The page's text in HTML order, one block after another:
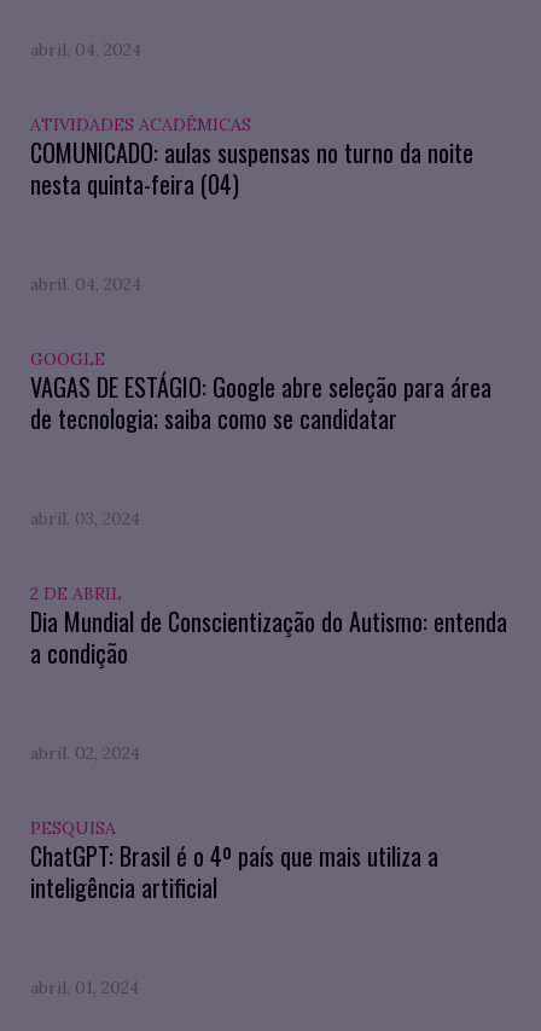
abril. 04, 2024
ATIVIDADES ACADÊMICAS
COMUNICADO: aulas suspensas no turno da noite
nesta quinta-feira (04)
abril. 04, 2024
GOOGLE
VAGAS DE ESTÁGIO: Google abre seleção para área
de tecnologia; saiba como se candidatar
abril. 03, 2024
2 DE ABRIL
Dia Mundial de Conscientização do Autismo: entenda
a condição
abril. 02, 2024
PESQUISA
ChatGPT: Brasil é o 4º país que mais utiliza a
inteligência artificial
abril. 01, 2024